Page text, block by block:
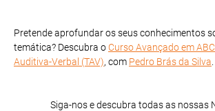
Pretende aprofundar os seus conhecimentos
temática? Descubra o Curso Avançado em
Auditiva-Verbal (TAV), com Pedro Brás da Silva
Siga-nos e descubra todas as nossas